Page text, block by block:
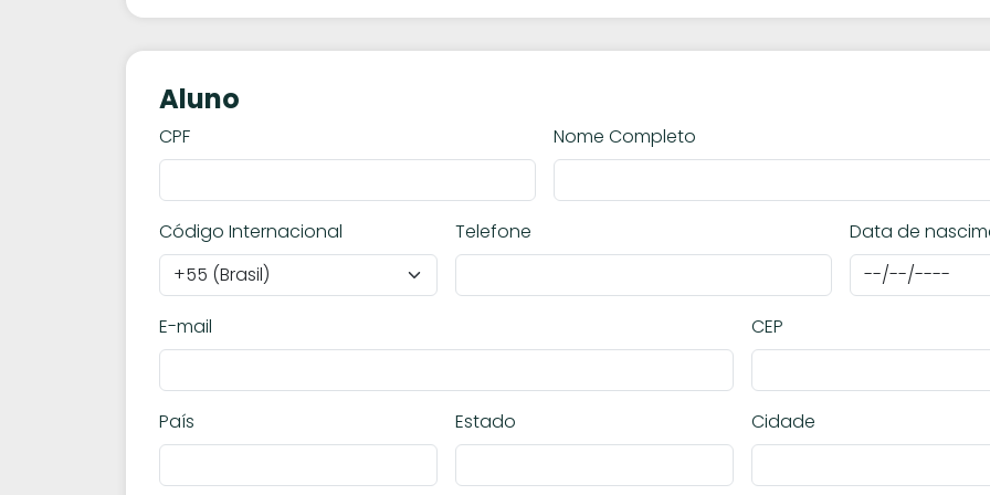
Aluno
CPF Nome Completo
Código Internacional Telefone Data de
E-mail CEP
País Estado Cidade